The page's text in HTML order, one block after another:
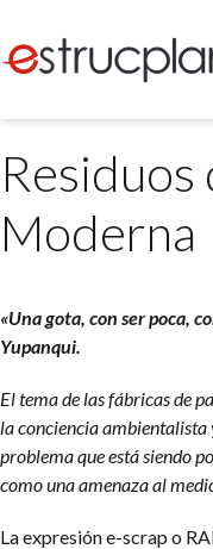
SERVICIOS
Medio Ambiente
INGRESAR
Buscador de
Matriz Profesional
Residuos
Moderna
«Una gota, con ser poca,
Yupanqui.
El tema de las fábricas de
la conciencia ambientalista
problema que está siendo
como una amenaza al
La expresión e-scrap o